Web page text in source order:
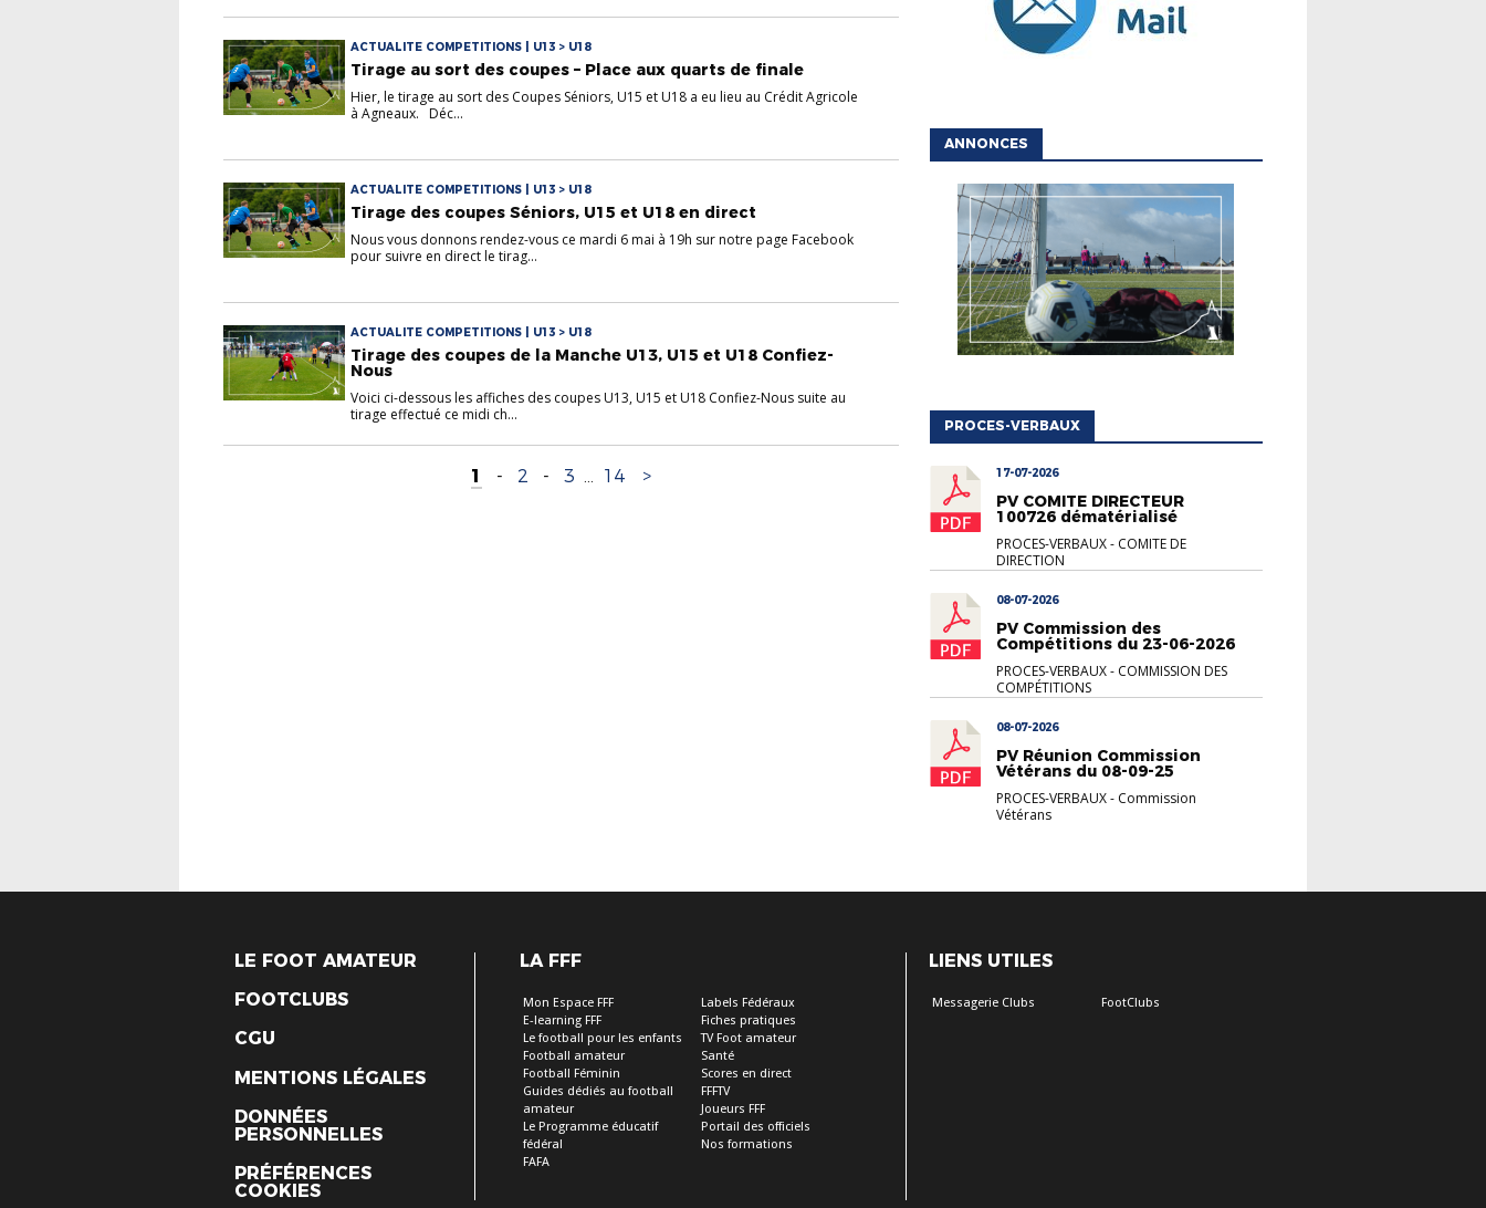
ACTUALITE COMPETITIONS | U13 > U18
Tirage au sort des coupes – Place aux quarts de finale
Hier, le tirage au sort des Coupes Séniors, U15 et U18 a eu lieu au Crédit Agricole
à Agneaux. Déc...
ACTUALITE COMPETITIONS | U13 > U18
Tirage des coupes Séniors, U15 et U18 en direct
Nous vous donnons rendez-vous ce mardi 6 mai à 19h sur notre page Facebook
pour suivre en direct le tirag...
ACTUALITE COMPETITIONS | U13 > U18
Tirage des coupes de la Manche U13, U15 et U18 Confiez-
Nous
Voici ci-dessous les affiches des coupes U13, U15 et U18 Confiez-Nous suite au
tirage effectué ce midi ch...
1 - 2 - 3 14 >
ANNONCES
PROCES-VERBAUX
17-07-2026
PV COMITE DIRECTEUR
100726 dématérialisé
PROCES-VERBAUX- COMITE DE
DIRECTION
08-07-2026
PV Commission des
Compétitions du 23-06-2026
PROCES-VERBAUX- COMMISSION DES
COMPÉTITIONS
08-07-2026
PV Réunion Commission
Vétérans du 08-09-25
PROCES-VERBAUX- Commission
Vétérans
LE FOOT AMATEUR
FOOTCLUBS
CGU
MENTIONS LÉGALES
DONNÉES
PERSONNELLES
PRÉFÉRENCES
COOKIES
LA FFF
Mon Espace FFF
E-learning FFF
Le football pour les enfants
Football amateur
Football Féminin
Guides dédiés au football
amateur
Le Programme éducatif
fédéral
FAFA
Labels Fédéraux
Fiches pratiques
TV Foot amateur
Santé
Scores en direct
FFFTV
Joueurs FFF
Portail des officiels
Nos formations
LIENS UTILES
Messagerie Clubs FootClubs